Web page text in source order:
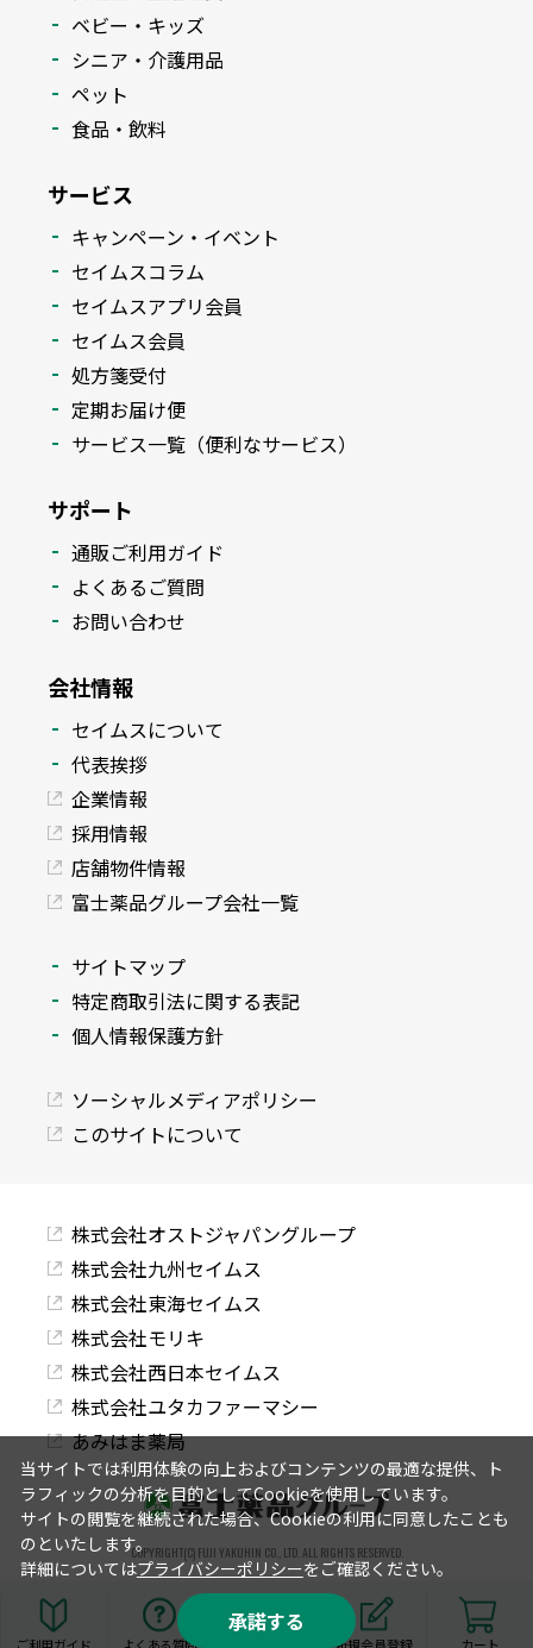
ベビー・キッズ
シニア・介護用品
ペット
食品・飲料
サービス
キャンペーン・イベント
セイムスコラム
セイムスアプリ会員
セイムス会員
処方箋受付
定期お届け便
サービス一覧（便利なサービス）
サポート
通販ご利用ガイド
よくあるご質問
お問い合わせ
会社情報
セイムスについて
代表挨拶
企業情報
採用情報
店舗物件情報
富士薬品グループ会社一覧
サイトマップ
特定商取引法に関する表記
個人情報保護方針
ソーシャルメディアポリシー
このサイトについて
株式会社オストジャパングループ
株式会社九州セイムス
株式会社東海セイムス
株式会社モリキ
株式会社西日本セイムス
株式会社ユタカファーマシー
あみはま薬局
COPYRIGHT(C) FUJI YAKUHIN CO., LTD. ALL RIGHTS RESERVED.
当サイトでは利用体験の向上およびコンテンツの最適な提供、ト
ラフィックの分析を目的としてCookieを使用しています。
サイトの閲覧を継続された場合、Cookieの利用に同意したことも
のといたします。
詳細についてはプライバシーポリシーをご確認ください。
承諾する